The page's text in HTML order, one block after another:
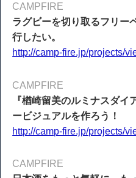
CAMPFIRE
ラグビーを切り取るフリー
行したい。
http://camp-fire.jp/projects/
CAMPFIRE
『楢崎留美のルミナスダ
ービジュアルを作ろう！
http://camp-fire.jp/projects/
CAMPFIRE